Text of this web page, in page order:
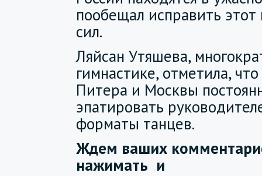
пообещал исправить
сил.
Ляйсан Утяшева,
гимнастике, отметила,
Питера и Москвы
эпатировать
форматы танцев.
Ждем ваших
нажимать и